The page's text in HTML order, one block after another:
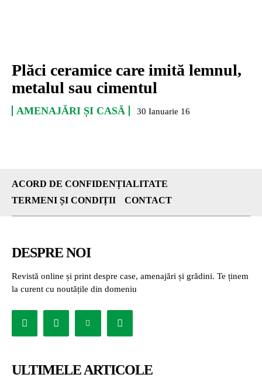
Plăci ceramice care imită lemnul,
metalul sau cimentul
AMENAJĂRI ȘI CASĂ 30 Ianuarie 16
ACORD DE CONFIDENȚIALITATE
TERMENI ȘI CONDIȚII
CONTACT
DESPRE NOI
Revistă online și print despre case, amenajări și grădini. Te ținem
la curent cu noutățile din domeniu
ULTIMELE ARTICOLE